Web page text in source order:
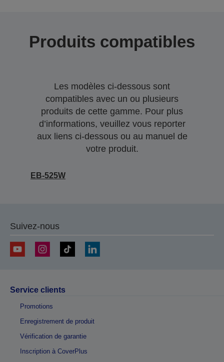
Produits compatibles
Les modèles ci-dessous sont
compatibles avec un ou plusieurs
produits de cette gamme. Pour plus
d’informations, veuillez vous reporter
aux liens ci-dessous ou au manuel de
votre produit.
EB-525W
Suivez-nous
Service clients
Promotions
Enregistrement de produit
Vérification de garantie
Inscription à CoverPlus